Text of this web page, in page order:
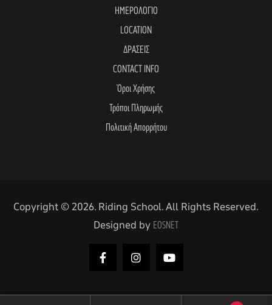
ΗΜΕΡΟΛΟΓΙΟ
LOCATION
ΔΡΑΣΕΙΣ
CONTACT INFO
Όροι Χρήσης
Τρόποι Πληρωμής
Πολιτική Απορρήτου
Copyright © 2026. Riding School. All Rights Reserved.
Designed by EOSNET